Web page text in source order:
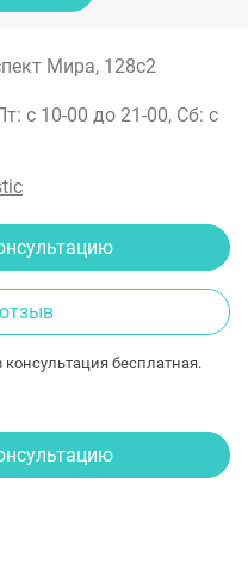
Мира, 128с2
с 10-00 до 21-00, Сб: с
консультация бесплатная.